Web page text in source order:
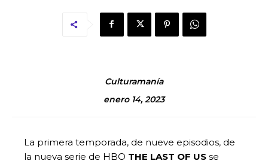
Culturamanía
enero 14, 2023
La primera temporada, de nueve episodios, de
la nueva serie de HBO THE LAST OF US se